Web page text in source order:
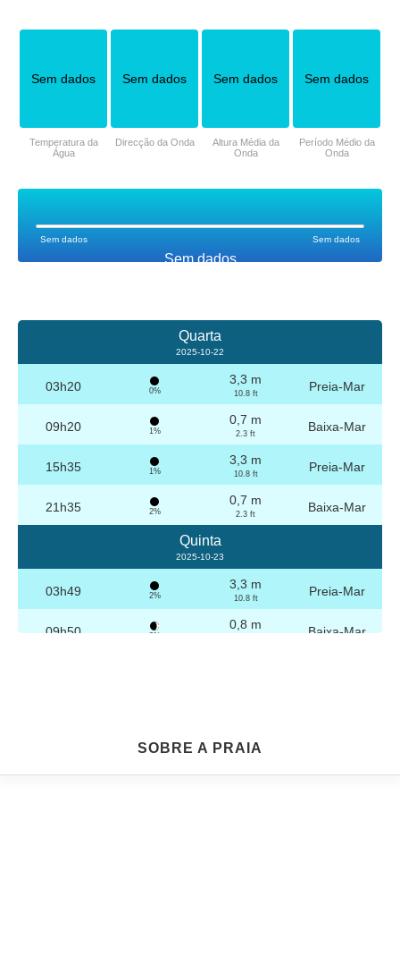
Sem dados
Sem dados Sem dados
Sem dados
Temperatura da
Água
Sem dados
Direcção da Onda
Sem dados
Altura Média da
Onda
Sem dados
Período Médio da
Onda
Quarta
2025-10-22
03h20 0%
3,3 m
10.8 ft Preia-Mar
09h20 1%
0,7 m
2.3 ft Baixa-Mar
15h35 1%
3,3 m
10.8 ft Preia-Mar
21h35 2%
0,7 m
2.3 ft Baixa-Mar
Quinta
2025-10-23
03h49 2%
3,3 m
10.8 ft Preia-Mar
09h50 3%
0,8 m Baixa-Mar
Sexta
SOBRE A PRAIA